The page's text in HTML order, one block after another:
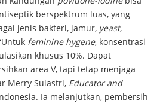
berspektrum luas, yang
jenis bakteri, jamur, yeast,
feminine hygene, konsentrasi
khusus 10%. Dapat
area V, tapi tetap menjaga
Merry Sulastri, Educator and
Ia melanjutkan, pembersih